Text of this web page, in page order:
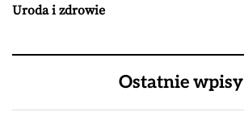
Uroda i zdrowie
Ostatnie wpisy